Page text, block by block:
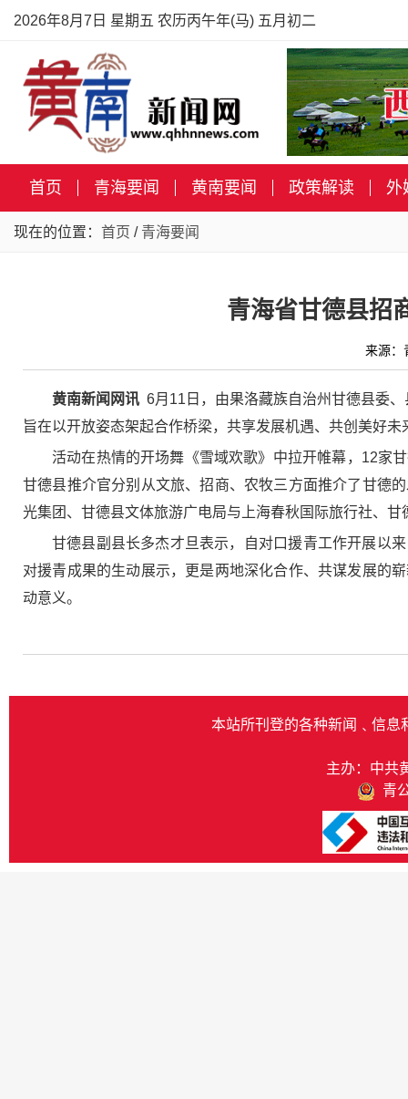
2026年8月7日 星期五 农历丙午年(马) 五月初二
首页 青海要闻 黄南要闻 政策解读 外
现在的位置： 首页 / 青海要闻
青海省甘德县招
来源
黄南新闻网讯6月11日，由果洛藏族自治州甘德县委
旨在以开放姿态架起合作桥梁，共享发展机遇、共创美好未
活动在热情的开场舞《雪域欢歌》中拉开帷幕，12家
甘德县推介官分别从文旅、招商、农牧三方面推介了甘德
光集团、甘德县文体旅游广电局与上海春秋国际旅行社、
甘德县副县长多杰才旦表示，自对口援青工作开展以
对援青成果的生动展示，更是两地深化合作、共谋发展的
动意义。
本站所刊登的各种新闻﹑信息
主办：中共
青